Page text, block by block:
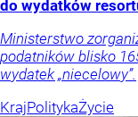
do wydatków
Ministerstwo
podatników blisko
wydatek „niecelowy”.
KrajPolitykaŻycie